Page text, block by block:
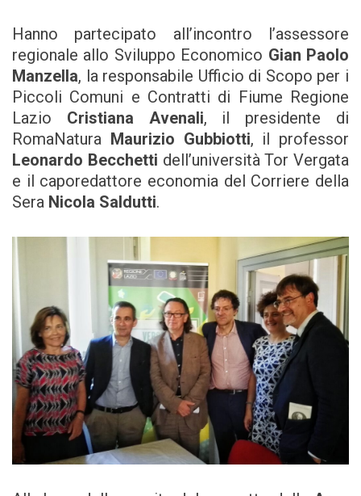
Hanno partecipato all’incontro l’assessore
regionale allo Sviluppo Economico Gian Paolo
Manzella, la responsabile Ufficio di Scopo per i
Piccoli Comuni e Contratti di Fiume Regione
Lazio Cristiana Avenali, il presidente di
RomaNatura Maurizio Gubbiotti, il professor
Leonardo Becchetti dell’università Tor Vergata
e il caporedattore economia del Corriere della
Sera Nicola Saldutti.